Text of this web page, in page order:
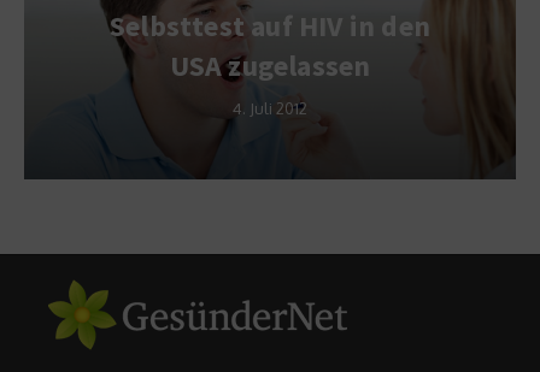
Selbsttest auf HIV in den
USA zugelassen
4. Juli 2012